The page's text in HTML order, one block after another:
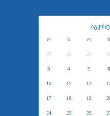
ო ს ო ხ
27 28 29
3 4 5 6
10 11 12
17 18 19
24 25 26